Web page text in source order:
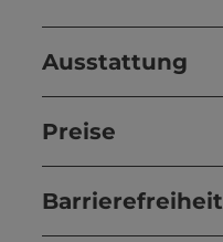
Ausstattung
Preise
Barrierefreiheit